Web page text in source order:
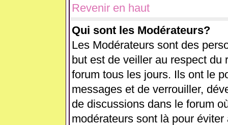
Revenir en haut
Qui sont les Modérateurs?
Les Modérateurs sont des
but est de veiller au respect du
forum tous les jours. Ils ont le
messages et de verrouiller,
de discussions dans le forum
modérateurs sont là pour